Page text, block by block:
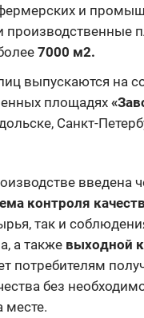
и
производственные
7000 м2.
выпускаются на
площадях
Санкт-
введена
контроля
так и
а также выходной
потребителям
без
месте.